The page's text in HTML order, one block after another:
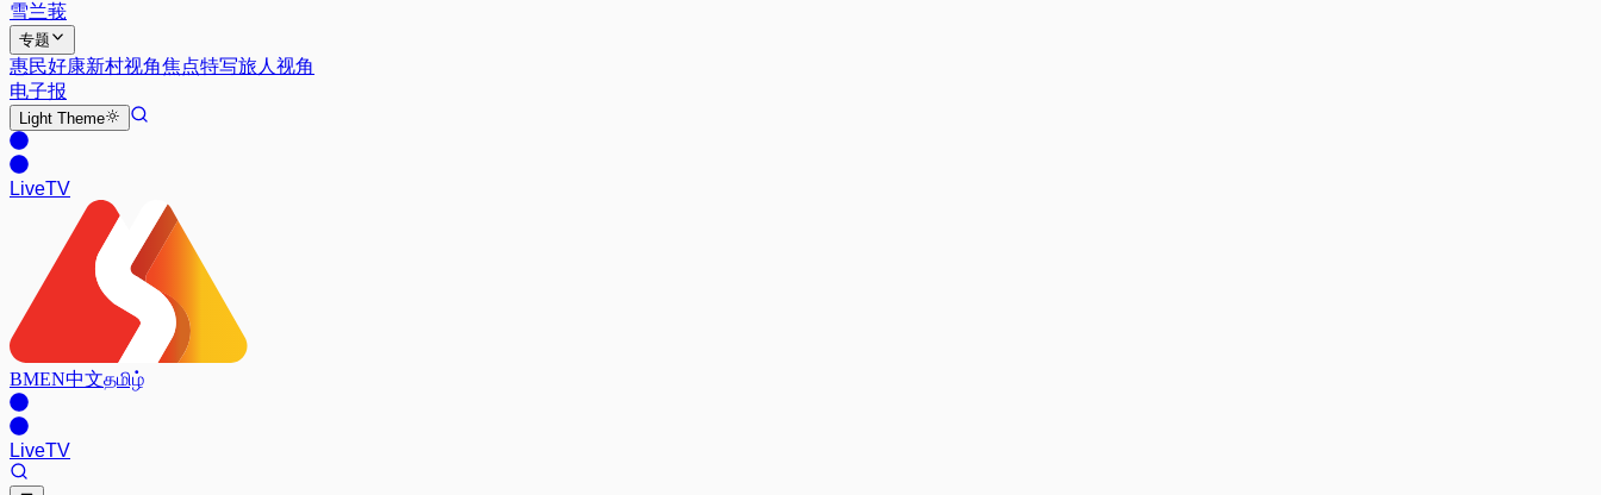
雪兰莪
专题
惠民好康新村视角焦点特写旅人视角
电子报
Light Theme
LiveTV
BMEN中文தமிழ்
LiveTV